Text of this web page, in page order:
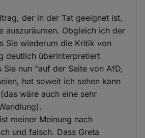
der in der Tat geeignet ist,
auszuräumen. Obgleich ich der
Sie wiederum die Kritik von
deutlich überinterpretiert
Sie nun "auf der Seite von AfD,
hat soweit ich sehen kann
wäre auch eine sehr
meiner Meinung nach
und falsch. Dass Greta